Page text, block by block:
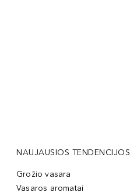
NAUJAUSIOS TENDENCIJOS
Grožio vasara
Vasaros aromatai